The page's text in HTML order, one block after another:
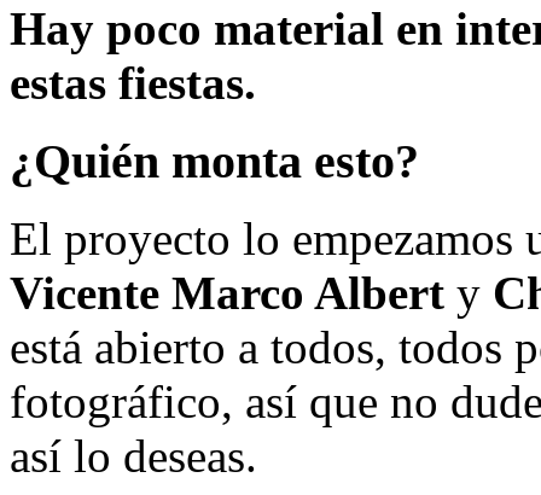
Hay poco material en
estas fiestas.
¿Quién monta esto?
El proyecto lo empezamos
Vicente Marco Albert y
está abierto a todos, todos
fotográfico, así que no
así lo deseas.